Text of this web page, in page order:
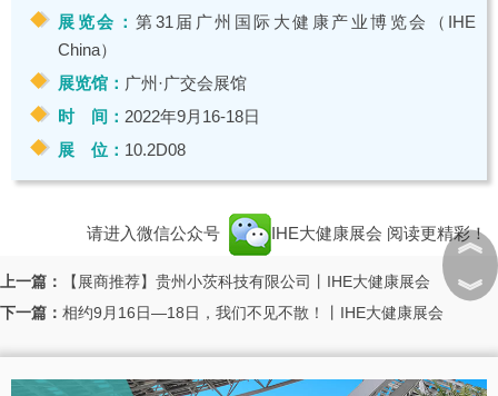
展览会： 第31届广州国际大健康产业博览会（IHE
China）
展览馆： 广州·广交会展馆
时 间： 2022年9月16-18日
展 位： 10.2D08
请进入微信公众号 IHE大健康展会 阅读更精彩！
上一篇：
【展商推荐】贵州小茨科技有限公司丨IHE大健康展会
下一篇： 相约9月16日—18日，我们不见不散！丨IHE大健康展会
︽
︾